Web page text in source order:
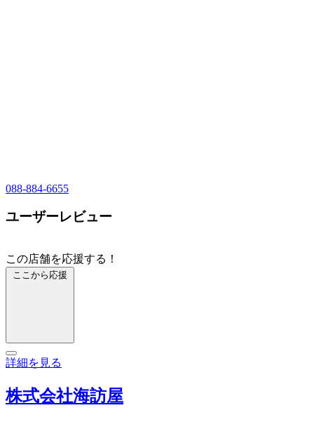
088-884-6655
ユーザーレビュー
この店舗を応援する！
ここから応援
詳細を見る
株式会社海訪屋